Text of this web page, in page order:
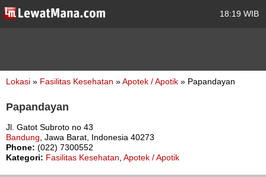
18:19 WIB
Lokasi » Fasilitas Kesehatan »Apotek / Apotik » Papandayan
Papandayan
Jl. Gatot Subroto no 43
Bandung , Jawa Barat, Indonesia 40273
Phone: (022) 7300552
Kategori: Fasilitas Kesehatan Apotek / Apotik